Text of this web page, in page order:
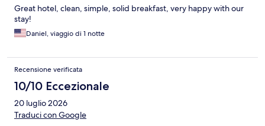
Great hotel, clean, simple, solid breakfast, very happy with our
stay!
Daniel, viaggio di 1 notte
Recensione verificata
10/10 Eccezionale
20 luglio 2026
Traduci con Google